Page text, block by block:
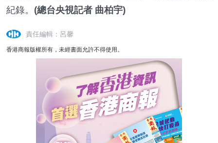
紀錄。 (總台央視記者 曲柏宇)
責任編輯：呂馨
香港商報版權所有，未經書面允許不得使用。